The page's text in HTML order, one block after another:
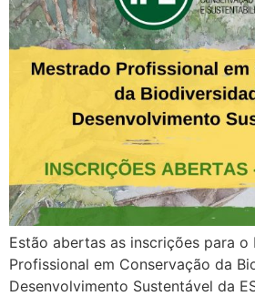
Estão abertas as inscrições para o
Profissional em Conservação da
Desenvolvimento Sustentável da